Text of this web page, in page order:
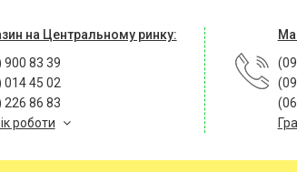
на Центральному ринку:
900 83 39
014 45 02
226 86 83
роботи